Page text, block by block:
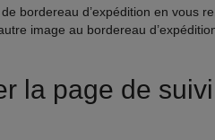
bordereau d’expédition en vous
image au bordereau
la page de